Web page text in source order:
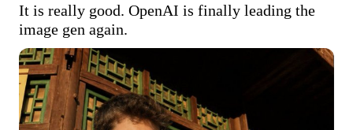
It is really good. OpenAI is finally leading the
image gen again.